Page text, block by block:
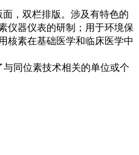
，双栏排版。涉及有特色的
仪器仪表的研制；用于环境保
核素在基础医学和临床医学中
同位素技术相关的单位或个